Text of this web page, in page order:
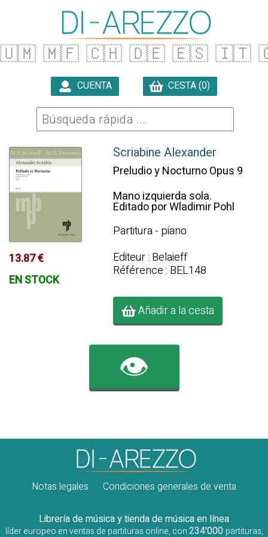
🇺🇲 🇲🇫 🇨🇭 🇩🇪 🇪🇸 🇮🇹
CUENTA CESTA (0)
13.87 €
EN STOCK
Scriabine Alexander
Preludio y Nocturno Opus 9
Mano izquierda sola.
Editado por Wladimir Pohl
Partitura - piano
Editeur : Belaieff
Référence : BEL148
Añadir a la cesta
👁️
Notas legales Condiciones generales de venta
Librería de música y tienda de música en línea
líder europeo en ventas de partituras online, con234'000 partituras,